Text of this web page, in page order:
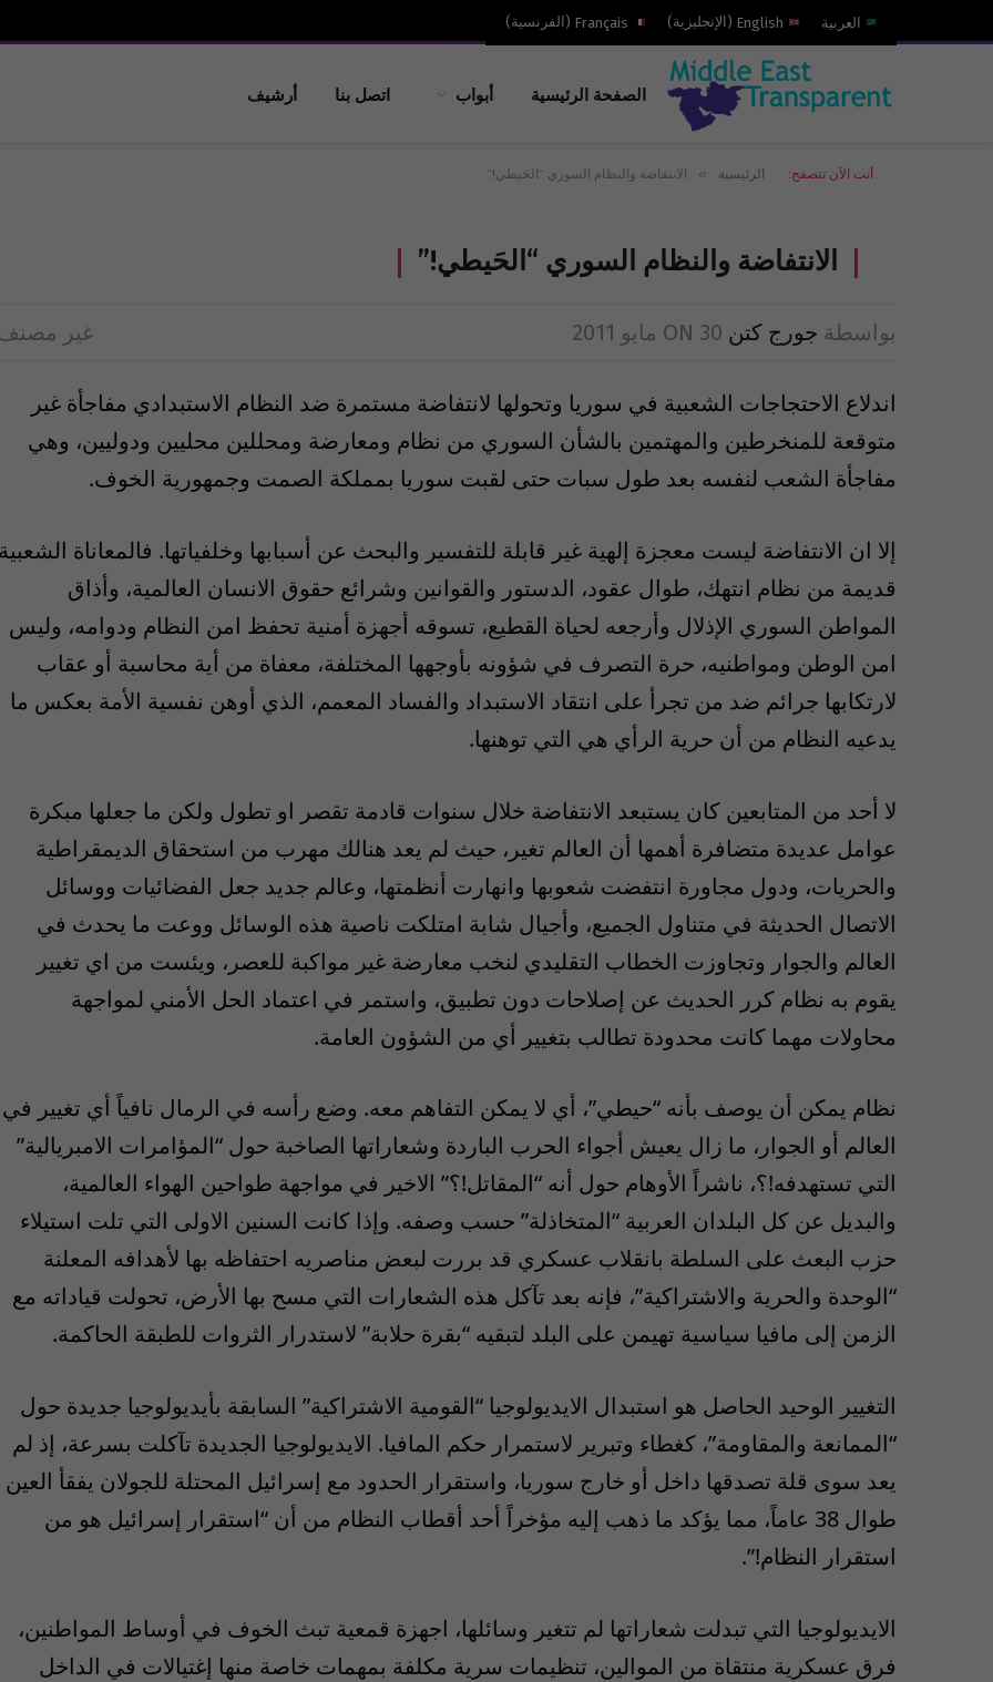
العربية English
( الإنجليزية)
Français
( الفرنسية)
الصفحة الرئيسية أبواب اتصل بنا أرشيف
أنت الآن تتصفح: الرئيسية » الانتفاضة والنظام السوري “الحَيطي!”
الانتفاضة والنظام السوري “الحَيطي!”
بواسطة جورج كتن ON 30 مايو 2011 غير
اندلاع الاحتجاجات الشعبية في سوريا وتحولها لانتفاضة مستمرة ضد النظام الاستبدادي مفاجأة غير
متوقعة للمنخرطين والمهتمين بالشأن السوري من نظام ومعارضة ومحللين محليين ودوليين، وهي
مفاجأة الشعب لنفسه بعد طول سبات حتى لقبت سوريا بمملكة الصمت وجمهورية الخوف.
إلا ان الانتفاضة ليست معجزة إلهية غير قابلة للتفسير والبحث عن أسبابها وخلفياتها. فالمعاناة الشعبية
قديمة من نظام انتهك، طوال عقود، الدستور والقوانين وشرائع حقوق الانسان العالمية، وأذاق
المواطن السوري الإذلال وأرجعه لحياة القطيع، تسوقه أجهزة أمنية تحفظ امن النظام ودوامه، وليس
امن الوطن ومواطنيه، حرة التصرف في شؤونه بأوجهها المختلفة، معفاة من أية محاسبة أو عقاب
لارتكابها جرائم ضد من تجرأ على انتقاد الاستبداد والفساد المعمم، الذي أوهن نفسية الأمة بعكس ما
يدعيه النظام من أن حرية الرأي هي التي توهنها.
لا أحد من المتابعين كان يستبعد الانتفاضة خلال سنوات قادمة تقصر او تطول ولكن ما جعلها مبكرة
عوامل عديدة متضافرة أهمها أن العالم تغير، حيث لم يعد هنالك مهرب من استحقاق الديمقراطية
والحريات، ودول مجاورة انتفضت شعوبها وانهارت أنظمتها، وعالم جديد جعل الفضائيات ووسائل
الاتصال الحديثة في متناول الجميع، وأجيال شابة امتلكت ناصية هذه الوسائل ووعت ما يحدث في
العالم والجوار وتجاوزت الخطاب التقليدي لنخب معارضة غير مواكبة للعصر، ويئست من اي تغيير
يقوم به نظام كرر الحديث عن إصلاحات دون تطبيق، واستمر في اعتماد الحل الأمني لمواجهة
محاولات مهما كانت محدودة تطالب بتغيير أي من الشؤون العامة.
نظام يمكن أن يوصف بأنه “حيطي”، أي لا يمكن التفاهم معه. وضع رأسه في الرمال نافياً أي تغيير في
العالم أو الجوار، ما زال يعيش أجواء الحرب الباردة وشعاراتها الصاخبة حول “المؤامرات الامبريالية”
التي تستهدفه!؟، ناشراً الأوهام حول أنه “المقاتل!؟” الاخير في مواجهة طواحين الهواء العالمية،
والبديل عن كل البلدان العربية “المتخاذلة” حسب وصفه. وإذا كانت السنين الاولى التي تلت استيلاء
حزب البعث على السلطة بانقلاب عسكري قد بررت لبعض مناصريه احتفاظه بها لأهدافه المعلنة
“الوحدة والحرية والاشتراكية”، فإنه بعد تآكل هذه الشعارات التي مسح بها الأرض، تحولت قياداته مع
الزمن إلى مافيا سياسية تهيمن على البلد لتبقيه “بقرة حلابة” لاستدرار الثروات للطبقة الحاكمة.
التغيير الوحيد الحاصل هو استبدال الايديولوجيا “القومية الاشتراكية” السابقة بأيديولوجيا جديدة حول
“الممانعة والمقاومة”، كغطاء وتبرير لاستمرار حكم المافيا. الايديولوجيا الجديدة تآكلت بسرعة، إذ لم
يعد سوى قلة تصدقها داخل أو خارج سوريا، واستقرار الحدود مع إسرائيل المحتلة للجولان يفقأ العين
طوال 38 عاماً، مما يؤكد ما ذهب إليه مؤخراً أحد أقطاب النظام من أن “استقرار إسرائيل هو من
استقرار النظام!”.
الايديولوجيا التي تبدلت شعاراتها لم تتغير وسائلها، اجهزة قمعية تبث الخوف في أوساط المواطنين،
فرق عسكرية منتقاة من الموالين، تنظيمات سرية مكلفة بمهمات خاصة منها إغتيالات في الداخل